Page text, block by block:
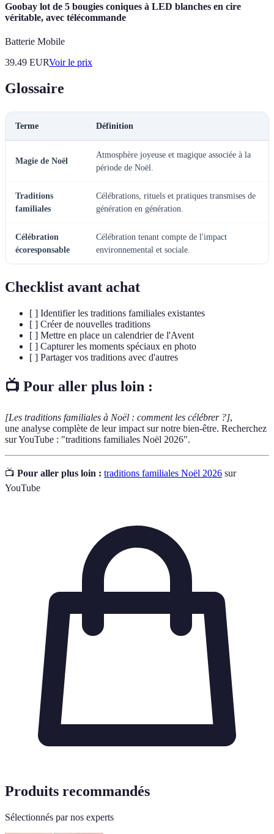
Goobay lot de 5 bougies coniques à LED blanches en cire
véritable, avec télécommande
Batterie Mobile
39.49 EURVoir le prix
Glossaire
Terme Définition
Magie de Noël
Atmosphère joyeuse et magique associée à la
période de Noël.
Traditions
familiales
Célébrations, rituels et pratiques transmises de
génération en génération.
Célébration
écoresponsable
Célébration tenant compte de l'impact
environnemental et sociale.
Checklist avant achat
[ ] Identifier les traditions familiales existantes
[ ] Créer de nouvelles traditions
[ ] Mettre en place un calendrier de l'Avent
[ ] Capturer les moments spéciaux en photo
[ ] Partager vos traditions avec d'autres
📺 Pour aller plus loin :
[Les traditions familiales à Noël : comment les célébrer ?],
une analyse complète de leur impact sur notre bien-être. Recherchez
sur YouTube : "traditions familiales Noël 2026".
📺 Pour aller plus loin : traditions familiales Noël 2026 sur
YouTube
Produits recommandés
Sélectionnés par nos experts